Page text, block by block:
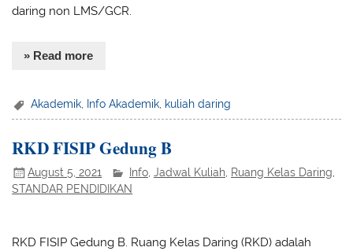
daring non LMS/GCR.
» Read more
Akademik Info Akademik kuliah daring
RKD FISIP Gedung B
August 5, 2021 Info ,Jadwal Kuliah Ruang Kelas Daring
STANDAR PENDIDIKAN
RKD FISIP Gedung B. Ruang Kelas Daring (RKD) adalah